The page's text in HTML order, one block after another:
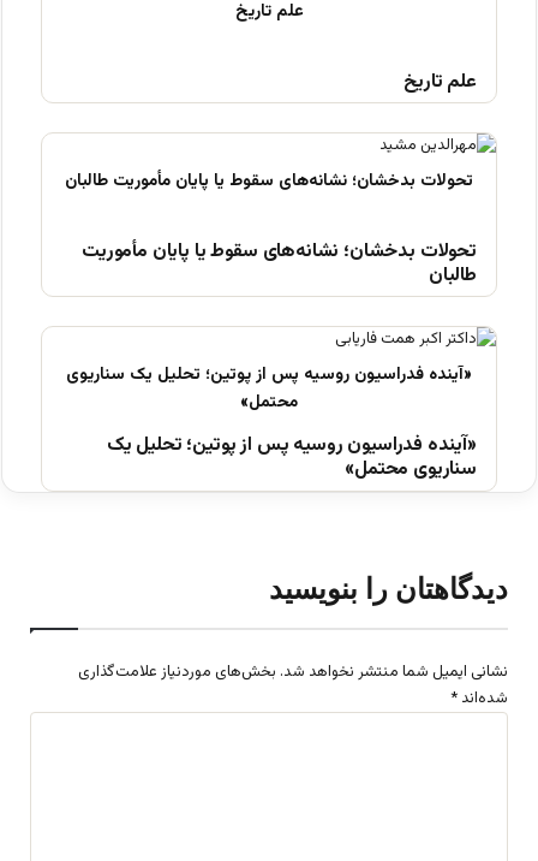
علم تاریخ
تحولات بدخشان؛ نشانه‌های سقوط یا پایان مأموریت
طالبان
«آینده فدراسیون روسیه پس از پوتین؛ تحلیل یک
سناریوی محتمل»
دیدگاهتان را بنویسید
نشانی ایمیل شما منتشر نخواهد شد. بخش‌های موردنیاز علامت‌گذاری
شده‌اند *